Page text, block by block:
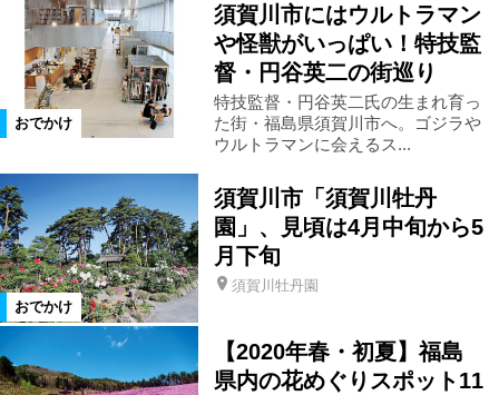
カテゴリ
特産品 アウトドア 温泉
公園 体験
史跡名勝 遊園地 テーマパーク
水族館 街歩き グルメ
カフェ ランチ アート
おでかけ
須賀川市にはウルトラマン
や怪獣がいっぱい！特技監
督・円谷英二の街巡り
特技監督・円谷英二氏の生まれ育っ
た街・福島県須賀川市へ。ゴジラや
ウルトラマンに会えるス...
おでかけ
須賀川市「須賀川牡丹
園」、見頃は4月中旬から5
月下旬
須賀川牡丹園
【2020年春・初夏】福島
県内の花めぐりスポット11